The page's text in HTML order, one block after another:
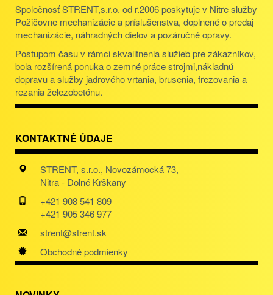
Spoločnosť STRENT,s.r.o. od r.2006 poskytuje v Nitre služby
Požičovne mechanizácie a príslušenstva, doplnené o predaj
mechanizácie, náhradných dielov a pozáručné opravy.
Postupom času v rámci skvalitnenia služieb pre zákazníkov,
bola rozšírená ponuka o zemné práce strojmi,nákladnú
dopravu a služby jadrového vrtania, brusenia, frezovania a
rezania železobetónu.
KONTAKTNÉ ÚDAJE
STRENT, s.r.o., Novozámocká 73,
Nitra - Dolné Krškany
+421 908 541 809
+421 905 346 977
strent@strent.sk
Obchodné podmienky